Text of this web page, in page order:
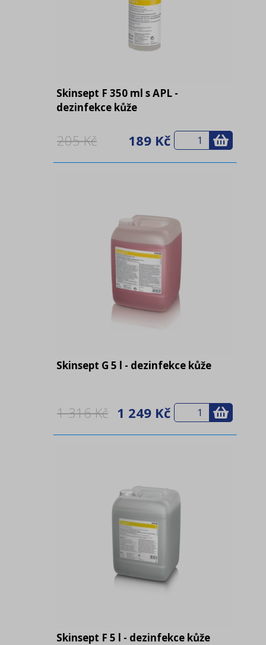
Skinsept F 350 ml s APL -
dezinfekce kůže
205 Kč 189 Kč
Skinsept G 5 l - dezinfekce kůže
1 316 Kč 1 249 Kč
Skinsept F 5 l - dezinfekce kůže